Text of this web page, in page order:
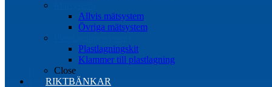
Allvis mätsystem
Övriga mätsystem
Plastlagningskit
Klammer till plastlagning
Close
RIKTBÄNKAR